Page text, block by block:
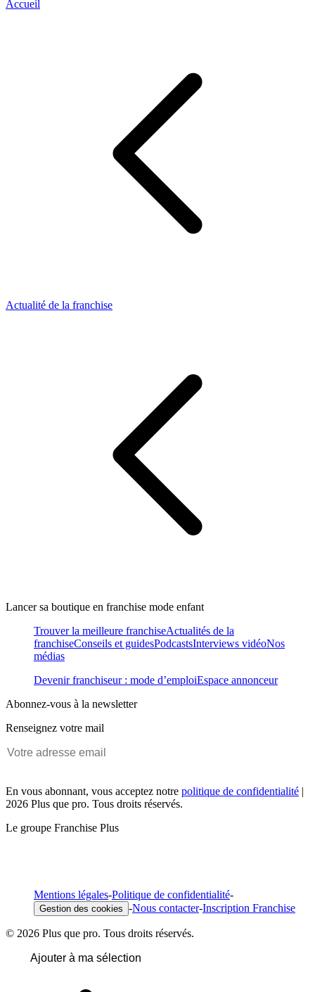
Accueil
Actualité de la franchise
Lancer sa boutique en franchise mode enfant
Trouver la meilleure franchiseActualités de la
franchiseConseils et guidesPodcastsInterviews vidéoNos
médias
Devenir franchiseur : mode d’emploiEspace annonceur
Abonnez-vous à la newsletter
Renseignez votre mail
En vous abonnant, vous acceptez notre politique de confidentialité |
2026 Plus que pro. Tous droits réservés.
Le groupe Franchise Plus
Mentions légales-Politique de confidentialité-
Gestion des cookies -Nous contacter-Inscription Franchise
© 2026 Plus que pro. Tous droits réservés.
Ajouter à ma sélection